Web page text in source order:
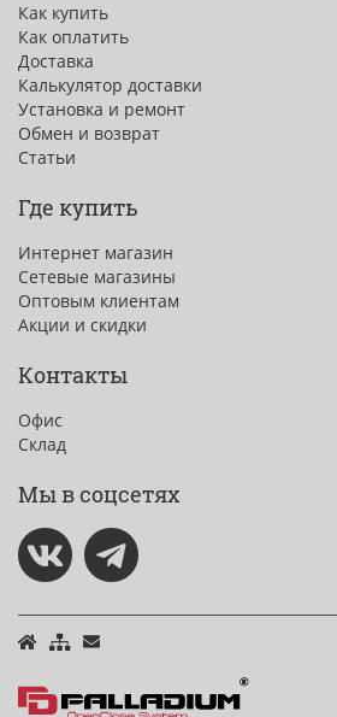
Как купить
Как оплатить
Доставка
Калькулятор доставки
Установка и ремонт
Обмен и возврат
Статьи
Где купить
Интернет магазин
Сетевые магазины
Оптовым клиентам
Акции и скидки
Контакты
Офис
Склад
Мы в соцсетях